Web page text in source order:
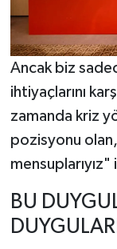
Ancak biz
ihtiyaçlarını
zamanda kriz
pozisyonu
BU